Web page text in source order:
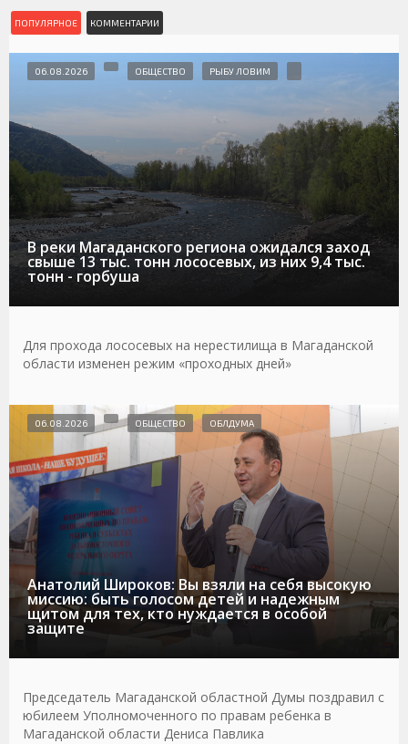
ПОПУЛЯРНОЕ КОММЕНТАРИИ
В реки Магаданского региона ожидался заход
свыше 13 тыс. тонн лососевых, из них 9,4 тыс.
тонн - горбуша
06.08.2026 ОБЩЕСТВО РЫБУ ЛОВИМ
Для прохода лососевых на нерестилища в Магаданской
области изменен режим «проходных дней»
Анатолий Широков: Вы взяли на себя высокую
миссию: быть голосом детей и надежным
щитом для тех, кто нуждается в особой
защите
06.08.2026 ОБЩЕСТВО ОБЛДУМА
Председатель Магаданской областной Думы поздравил с
юбилеем Уполномоченного по правам ребенка в
Магаданской области Дениса Павлика